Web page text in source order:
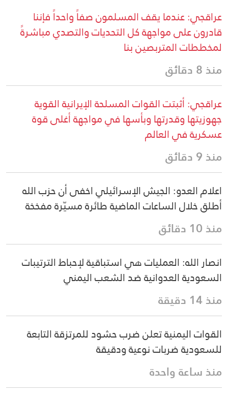
عراقجي: عندما يقف المسلمون صفاً واحداً فإننا
قادرون على مواجهة كل التحديات والتصدي مباشرةً
لمخططات المتربصين بنا
منذ 8 دقائق
عراقجي: أثبتت القوات المسلحة الإيرانية القوية
جهوزيتها وقدرتها وبأسها في مواجهة أغلى قوة
عسكرية في العالم
منذ 9 دقائق
اعلام العدو: الجيش الإسرائيلي اخفى أن حزب الله
أطلق خلال الساعات الماضية طائرة مسيّرة مفخخة
منذ 10 دقائق
انصار الله: العمليات هي استباقية لإحباط الترتيبات
السعودية العدوانية ضد الشعب اليمني
منذ 14 دقيقة
القوات اليمنية تعلن ضرب حشود للمرتزقة التابعة
للسعودية ضربات نوعية ودقيقة
منذ ساعة واحدة